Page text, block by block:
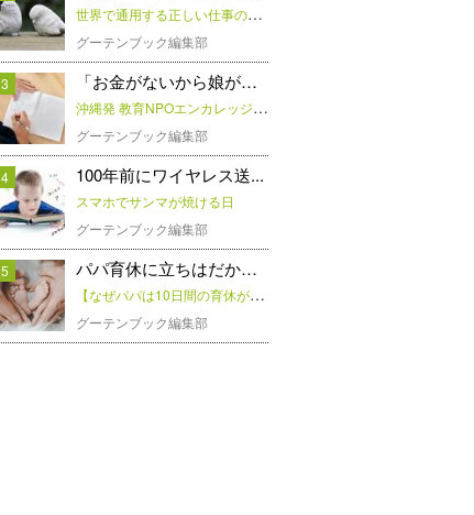
世界で通用する正しい仕事の作法
グーテンブック編集部
3 「お金がないから娘がこん...
沖縄発 教育NPOエンカレッジさんに聞く「子どもたちの学習支援」
グーテンブック編集部
4 100年前にワイヤレス送...
スマホでサンマが焼ける日
グーテンブック編集部
5 パパ育休に立ちはだかる理...
【なぜパパは10日間の育休が取れないのか？】取得者のリアルSTORYから男性育休を考える
グーテンブック編集部